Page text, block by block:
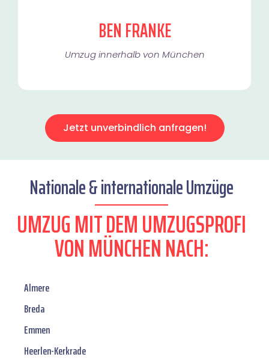
BEN FRANKE
Umzug innerhalb von München​
Jetzt unverbindlich anfragen!
Nationale & internationale Umzüge
UMZUG MIT DEM UMZUGSPROFI
VON MÜNCHEN NACH:
Almere
Breda
Emmen
Heerlen-Kerkrade